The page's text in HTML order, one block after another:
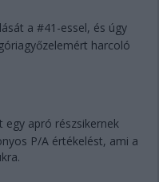
a #41-essel, és úgy
harcoló
egy apró részsikernek
P/A értékelést, ami a